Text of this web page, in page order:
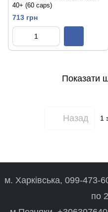
40+ (60 caps)
713 грн
Показати
Назад 1
м. Харківська, 099-473-
по